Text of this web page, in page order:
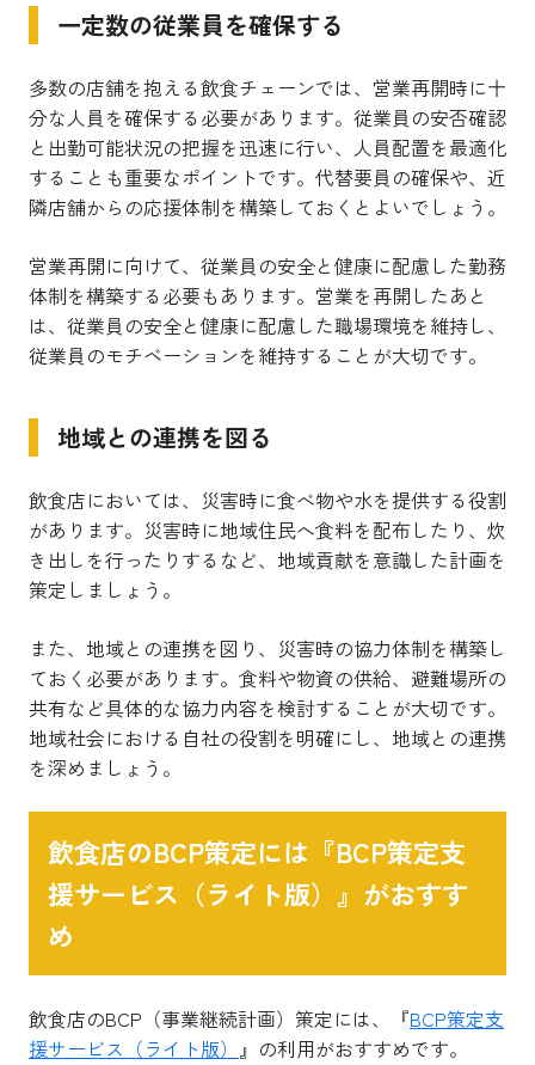
一定数の従業員を確保する
多数の店舗を抱える飲食チェーンでは、営業再開時に十
分な人員を確保する必要があります。従業員の安否確認
と出勤可能状況の把握を迅速に行い、人員配置を最適化
することも重要なポイントです。代替要員の確保や、近
隣店舗からの応援体制を構築しておくとよいでしょう。
営業再開に向けて、従業員の安全と健康に配慮した勤務
体制を構築する必要もあります。営業を再開したあと
は、従業員の安全と健康に配慮した職場環境を維持し、
従業員のモチベーションを維持することが大切です。
地域との連携を図る
飲食店においては、災害時に食べ物や水を提供する役割
があります。災害時に地域住民へ食料を配布したり、炊
き出しを行ったりするなど、地域貢献を意識した計画を
策定しましょう。
また、地域との連携を図り、災害時の協力体制を構築し
ておく必要があります。食料や物資の供給、避難場所の
共有など具体的な協力内容を検討することが大切です。
地域社会における自社の役割を明確にし、地域との連携
を深めましょう。
飲食店のBCP策定には『BCP策定支
援サービス（ライト版）』がおすす
め
飲食店のBCP（事業継続計画）策定には、『BCP策定支
援サービス（ライト版） 』の利用がおすすめです。